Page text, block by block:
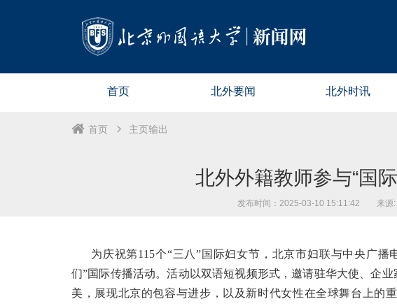
首页 北外要闻 北外时讯
首页 主页输出
北外外籍教师参与“国
发布时间：2025-03-10 15:11:42 来源
为庆祝第115个“三八”国际妇女节，北京市妇联与中央广
们”国际传播活动。活动以双语短视频形式，邀请驻华大使、企
美，展现北京的包容与进步，以及新时代女性在全球舞台上的